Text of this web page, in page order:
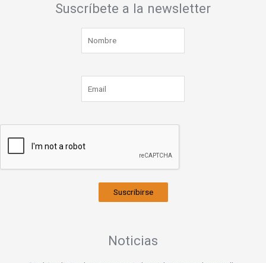
Suscríbete a la newsletter
Suscribirse
Noticias